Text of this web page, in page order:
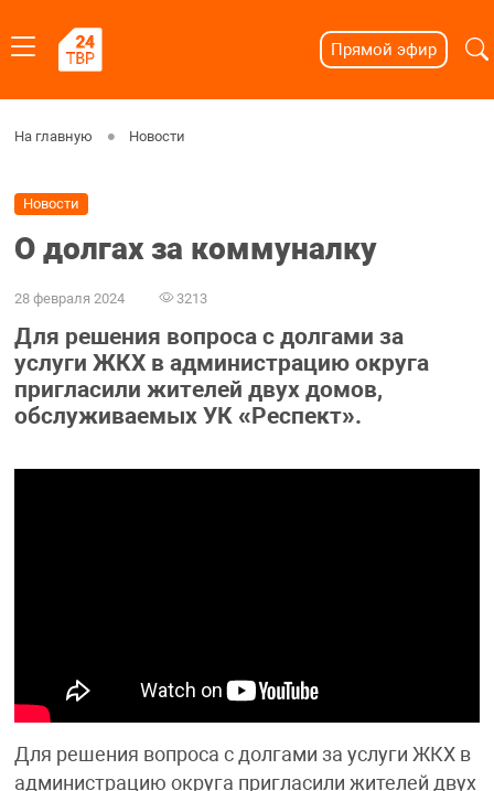
Прямой эфир
На главную Новости
Новости
О долгах за коммуналку
28 февраля 2024 3213
Для решения вопроса с долгами за
услуги ЖКХ в администрацию округа
пригласили жителей двух домов,
обслуживаемых УК «Респект».
Для решения вопроса с долгами за услуги ЖКХ в
администрацию округа пригласили жителей двух